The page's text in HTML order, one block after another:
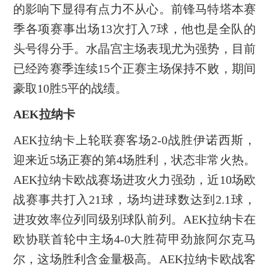
的影响下显得有点力不从心。前锋马特塔本赛
季各项赛事出场13次打入7球，他也是全队的
头号得分手。水晶宫主场表现尤为强势，目前
已经跨赛季连续15个正赛主场保持不败，期间
豪取10胜5平的战绩。
AEK拉纳卡
AEK拉纳卡上轮联赛客场2-0战胜伊诺西斯，
迎来近5场正赛的第4场胜利，状态非常火热。
AEK拉纳卡欧战赛场进攻火力强劲，近10场欧
战赛事共打入21球，场均进球数达到2.1球，
进攻效率位列同级别球队前列。AEK拉纳卡在
欧协联首轮中主场4-0大胜荷甲劲旅阿尔克马
尔，这场胜利含金量极高。AEK拉纳卡欧战客